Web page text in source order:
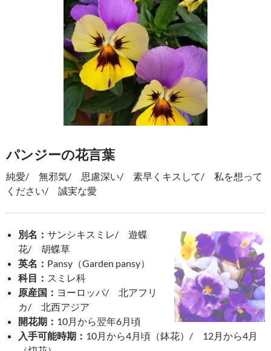
パンジーの花言葉
純愛/ 無邪気/ 思慮深い/ 素早くキスして/ 私を想って
ください/ 誠実な愛
別名： サンシキスミレ/ 遊蝶
花/ 胡蝶草
英名： Pansy（Garden pansy）
科目： スミレ科
原産国： ヨーロッパ/ 北アフリ
カ/ 北西アジア
開花期： 10月から翌年6月頃
入手可能時期： 10月から4月頃（鉢花）/ 12月から4月